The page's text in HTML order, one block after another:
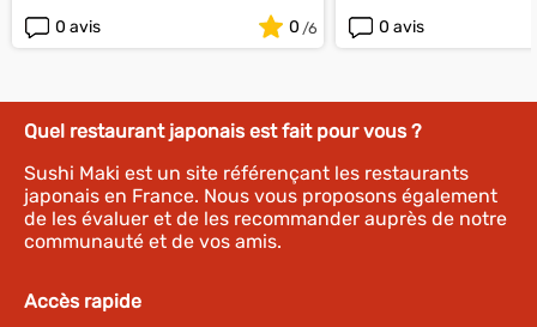
0 avis
0
0 avis
Quel restaurant japonais est fait pour vous ?
Sushi Maki est un site référençant les restaurants
japonais en France. Nous vous proposons également
de les évaluer et de les recommander auprès de notre
communauté et de vos amis.
Accès rapide